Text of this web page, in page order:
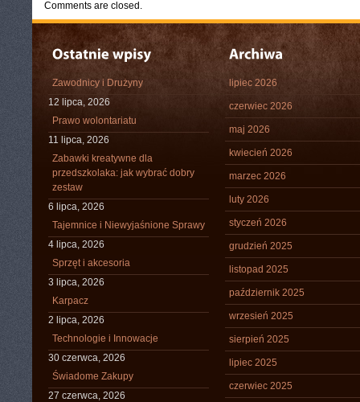
Comments are closed.
Zawodnicy i Drużyny
12 lipca, 2026
Prawo wolontariatu
11 lipca, 2026
Zabawki kreatywne dla
przedszkolaka: jak wybrać dobry
zestaw
6 lipca, 2026
Tajemnice i Niewyjaśnione Sprawy
4 lipca, 2026
Sprzęt i akcesoria
3 lipca, 2026
Karpacz
2 lipca, 2026
Technologie i Innowacje
30 czerwca, 2026
Świadome Zakupy
27 czerwca, 2026
lipiec 2026
czerwiec 2026
maj 2026
kwiecień 2026
marzec 2026
luty 2026
styczeń 2026
grudzień 2025
listopad 2025
październik 2025
wrzesień 2025
sierpień 2025
lipiec 2025
czerwiec 2025